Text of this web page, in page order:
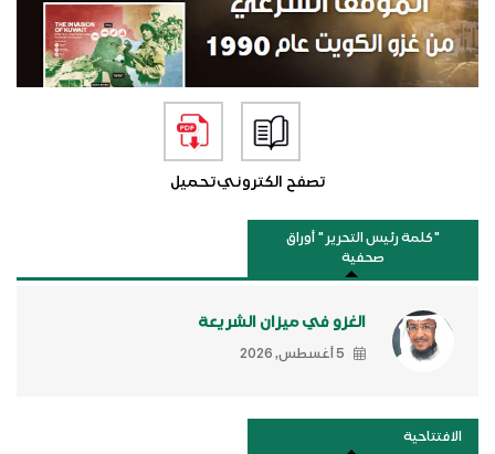
تصفح الكترونيتحميل
"كلمة رئيس التحرير " أوراق
صحفية
الغزو في ميزان الشريعة
5 أغسطس, 2026
الافتتاحية